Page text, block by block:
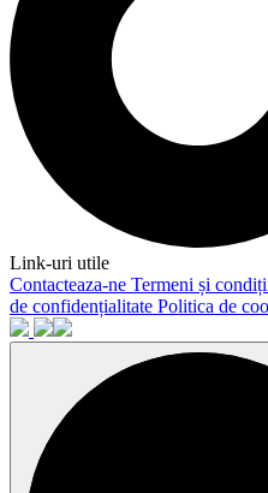
Link-uri utile
Contacteaza-ne Termeni și
de confidențialitate Politica de